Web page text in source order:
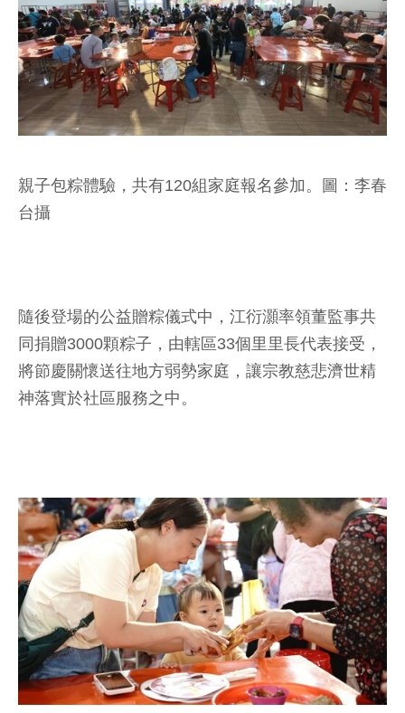
親子包粽體驗，共有120組家庭報名參加。圖：李春
台攝
隨後登場的公益贈粽儀式中，江衍灝率領董監事共
同捐贈3000顆粽子，由轄區33個里里長代表接受，
將節慶關懷送往地方弱勢家庭，讓宗教慈悲濟世精
神落實於社區服務之中。